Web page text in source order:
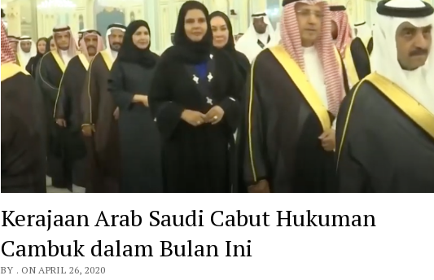
Kerajaan Arab Saudi Cabut Hukuman
Cambuk dalam Bulan Ini
BY . ON APRIL 26, 2020